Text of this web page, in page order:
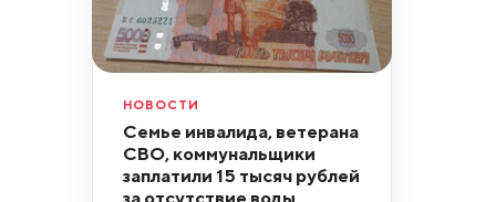
НОВОСТИ
Семье инвалида, ветерана
СВО, коммунальщики
заплатили 15 тысяч рублей